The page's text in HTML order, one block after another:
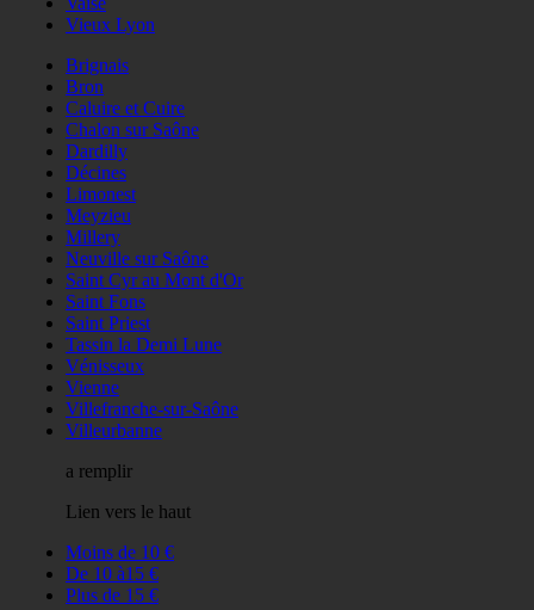
Vieux Lyon
Brignais
Bron
Caluire et Cuire
Chalon sur Saône
Dardilly
Décines
Limonest
Meyzieu
Millery
Neuville sur Saône
Saint Cyr au Mont d'Or
Saint Fons
Saint Priest
Tassin la Demi Lune
Vénisseux
Vienne
Villefranche-sur-Saône
Villeurbanne
a remplir
Lien vers le haut
Moins de 10 €
De 10 à15 €
Plus de 15 €